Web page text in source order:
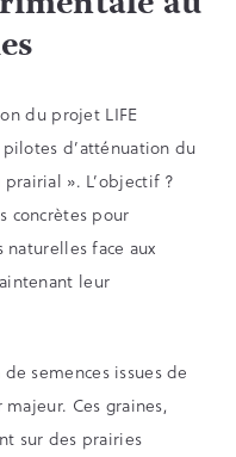
du projet LIFE
d’atténuation du
». L’objectif ?
concrètes pour
face aux
leur
semences issues de
Ces graines,
sur des prairies